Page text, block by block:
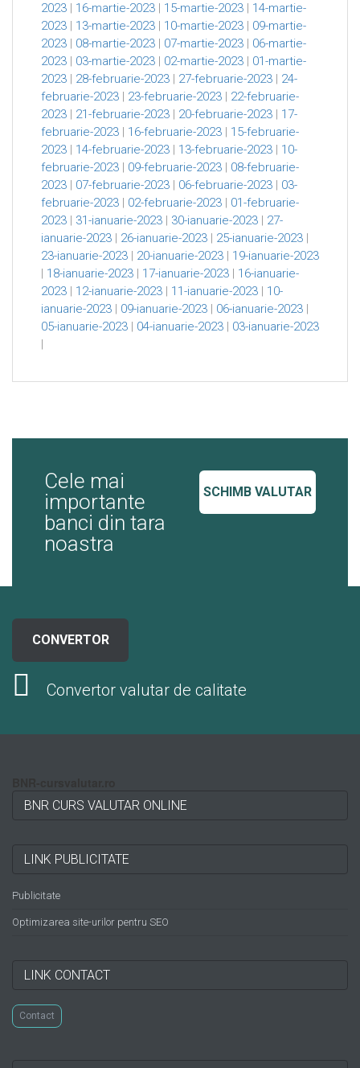
2023 | 16-martie-2023 | 15-martie-2023 | 14-martie-
2023 | 13-martie-2023 | 10-martie-2023 | 09-martie-
2023 | 08-martie-2023 | 07-martie-2023 | 06-martie-
2023 | 03-martie-2023 | 02-martie-2023 | 01-martie-
2023 | 28-februarie-2023 | 27-februarie-2023 | 24-
februarie-2023 | 23-februarie-2023 | 22-februarie-
2023 | 21-februarie-2023 | 20-februarie-2023 | 17-
februarie-2023 | 16-februarie-2023 | 15-februarie-
2023 | 14-februarie-2023 | 13-februarie-2023 | 10-
februarie-2023 | 09-februarie-2023 | 08-februarie-
2023 | 07-februarie-2023 | 06-februarie-2023 | 03-
februarie-2023 | 02-februarie-2023 | 01-februarie-
2023 | 31-ianuarie-2023 | 30-ianuarie-2023 | 27-
ianuarie-2023 | 26-ianuarie-2023 | 25-ianuarie-2023 |
23-ianuarie-2023 | 20-ianuarie-2023 | 19-ianuarie-2023
| 18-ianuarie-2023 | 17-ianuarie-2023 | 16-ianuarie-
2023 | 12-ianuarie-2023 | 11-ianuarie-2023 | 10-
ianuarie-2023 | 09-ianuarie-2023 | 06-ianuarie-2023 |
05-ianuarie-2023 | 04-ianuarie-2023 | 03-ianuarie-2023
|
SCHIMB VALUTAR
Cele mai
importante
banci din tara
noastra
CONVERTOR
Convertor valutar de calitate
BNR CURS VALUTAR ONLINE
LINK PUBLICITATE
Publicitate
Optimizarea site-urilor pentru SEO
LINK CONTACT
Contact